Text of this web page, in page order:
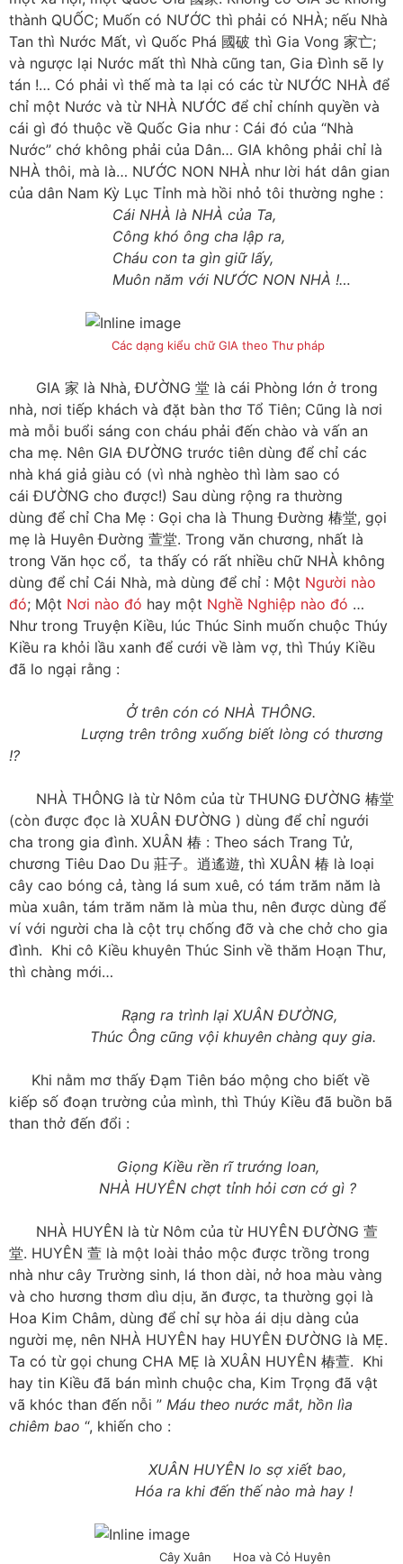
thành QUỐC; Muốn có NƯỚC thì phải có NHÀ; nếu Nhà
Tan thì Nước Mất, vì Quốc Phá 國破 thì Gia Vong 家亡;
và ngược lại Nước mất thì Nhà cũng tan, Gia Đình sẽ ly
tán !… Có phải vì thế mà ta lại có các từ NƯỚC NHÀ để
chỉ một Nước và từ NHÀ NƯỚC để chỉ chính quyền và
cái gì đó thuộc về Quốc Gia như : Cái đó của “Nhà
Nước” chớ không phải của Dân… GIA không phải chỉ là
NHÀ thôi, mà là… NƯỚC NON NHÀ như lời hát dân gian
của dân Nam Kỳ Lục Tỉnh mà hồi nhỏ tôi thường nghe :
Cái NHÀ là NHÀ của Ta,
Công khó ông cha lập ra,
Cháu con ta gìn giữ lấy,
Muôn năm với NƯỚC NON NHÀ !…
Các dạng kiểu chữ GIA theo Thư pháp
GIA 家 là Nhà, ĐƯỜNG 堂 là cái Phòng lớn ở trong
nhà, nơi tiếp khách và đặt bàn thơ Tổ Tiên; Cũng là nơi
mà mỗi buổi sáng con cháu phải đến chào và vấn an
cha mẹ. Nên GIA ĐƯỜNG trước tiên dùng để chỉ các
nhà khá giả giàu có (vì nhà nghèo thì làm sao có
cái ĐƯỜNG cho được!) Sau dùng rộng ra thường
dùng để chỉ Cha Mẹ : Gọi cha là Thung Đường 椿堂, gọi
mẹ là Huyên Đường 萱堂. Trong văn chương, nhất là
trong Văn học cổ, ta thấy có rất nhiều chữ NHÀ không
dùng để chỉ Cái Nhà, mà dùng để chỉ : Một Người nào
đó; Một Nơi nào đó hay một Nghề Nghiệp nào đó …
Như trong Truyện Kiều, lúc Thúc Sinh muốn chuộc Thúy
Kiều ra khỏi lầu xanh để cưới về làm vợ, thì Thúy Kiều
đã lo ngại rằng :
Ở trên cón có NHÀ THÔNG.
Lượng trên trông xuống biết lòng có thương
!?
NHÀ THÔNG là từ Nôm của từ THUNG ĐƯỜNG 椿堂
(còn được đọc là XUÂN ĐƯỜNG ) dùng để chỉ ngưới
cha trong gia đình. XUÂN 椿 : Theo sách Trang Tử,
chương Tiêu Dao Du 莊子。逍遙遊, thì XUÂN 椿 là loại
cây cao bóng cả, tàng lá sum xuê, có tám trăm năm là
mùa xuân, tám trăm năm là mùa thu, nên được dùng để
ví với người cha là cột trụ chống đỡ và che chở cho gia
đình. Khi cô Kiều khuyên Thúc Sinh về thăm Hoạn Thư,
thì chàng mới…
Rạng ra trình lại XUÂN ĐƯỜNG,
Thúc Ông cũng vội khuyên chàng quy gia.
Khi nằm mơ thấy Đạm Tiên báo mộng cho biết về
kiếp số đoạn trường của mình, thì Thúy Kiều đã buồn bã
than thở đến đổi :
Giọng Kiều rền rĩ trướng loan,
NHÀ HUYÊN chợt tỉnh hỏi cơn cớ gì ?
NHÀ HUYÊN là từ Nôm của từ HUYÊN ĐƯỜNG 萱
堂. HUYÊN 萱 là một loài thảo mộc được trồng trong
nhà như cây Trường sinh, lá thon dài, nở hoa màu vàng
và cho hương thơm dìu dịu, ăn được, ta thường gọi là
Hoa Kim Châm, dùng để chỉ sự hòa ái dịu dàng của
người mẹ, nên NHÀ HUYÊN hay HUYÊN ĐƯỜNG là MẸ.
Ta có từ gọi chung CHA MẸ là XUÂN HUYÊN 椿萱. Khi
hay tin Kiều đã bán mình chuộc cha, Kim Trọng đã vật
vã khóc than đến nỗi ” Máu theo nước mắt, hồn lìa
chiêm bao “, khiến cho :
XUÂN HUYÊN lo sợ xiết bao,
Hóa ra khi đến thế nào mà hay !
Cây Xuân Hoa và Cỏ Huyên